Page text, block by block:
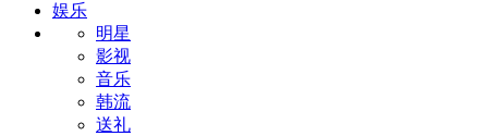
娱乐
明星
影视
音乐
韩流
送礼